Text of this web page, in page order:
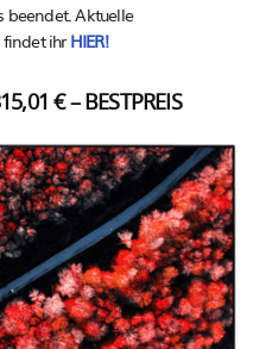
beendet. Aktuelle
ihrHIER!
€ – BESTPREIS